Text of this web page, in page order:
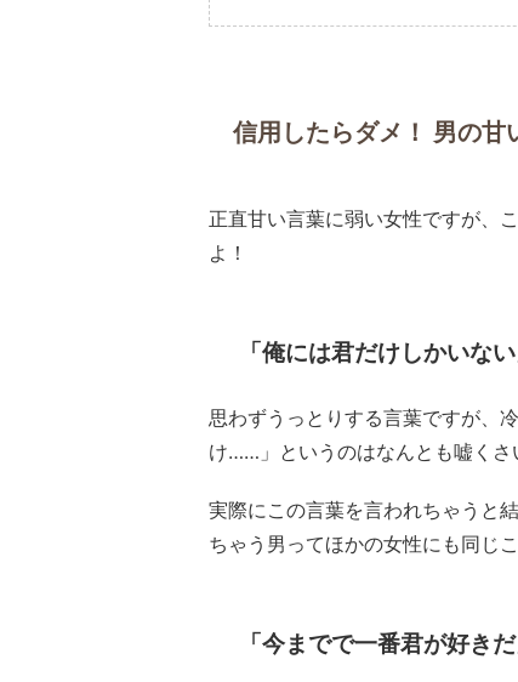
信用したらダメ！ 男の甘
正直甘い言葉に弱い女性ですが、
よ！
「俺には君だけしかいない
思わずうっとりする言葉ですが、
け……」というのはなんとも嘘くさ
実際にこの言葉を言われちゃうと
ちゃう男ってほかの女性にも同じ
「今までで一番君が好きだ